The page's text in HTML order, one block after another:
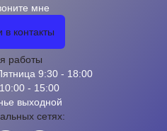
мне
в контакты
работы
9:30 - 18:00
- 15:00
выходной
сетях: